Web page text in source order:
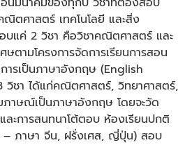
ตศาสตร์ เทคโนโลยี และสิ่ง
แค่ 2 วิชา คือวิชาคณิตศาสตร์ และ
ตามโครงการจัดการเรียนการสอน
ารเป็นภาษาอังกฤษ (English
ชา ได้แก่คณิตศาสตร์, วิทยาศาสตร์,
าษณ์เป็นภาษาอังกฤษ โดยจะวัด
ละการสนทนาโต้ตอบ ห้องเรียนปกติ
ภาษา จีน, ฝรั่งเศส, ญี่ปุ่น) สอบ